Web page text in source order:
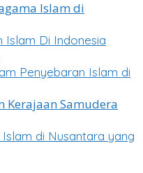
Islam Di Indonesia
Penyebaran Islam di
di Nusantara yang